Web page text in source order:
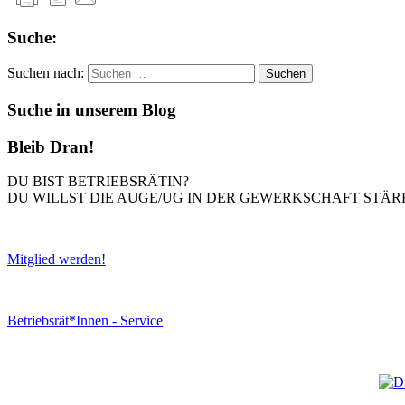
Suche:
Suchen nach:
Suche in unserem Blog
Bleib Dran!
DU BIST BETRIEBSRÄTIN?
DU WILLST DIE AUGE/UG IN DER GEWERKSCHAFT
Mitglied werden!
Betriebsrät*Innen - Service